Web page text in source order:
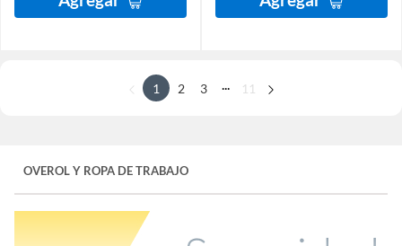
1 2 3 11
OVEROL Y ROPA DE TRABAJO